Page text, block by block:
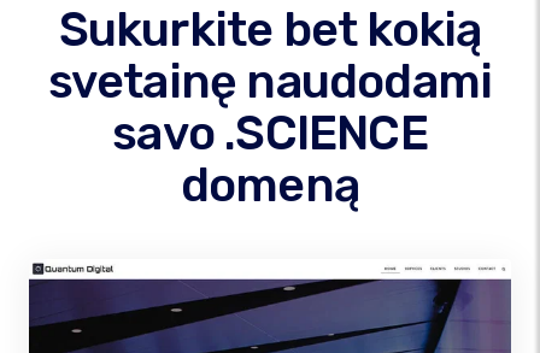
Sukurkite bet kokią
svetainę naudodami
savo .SCIENCE
domeną